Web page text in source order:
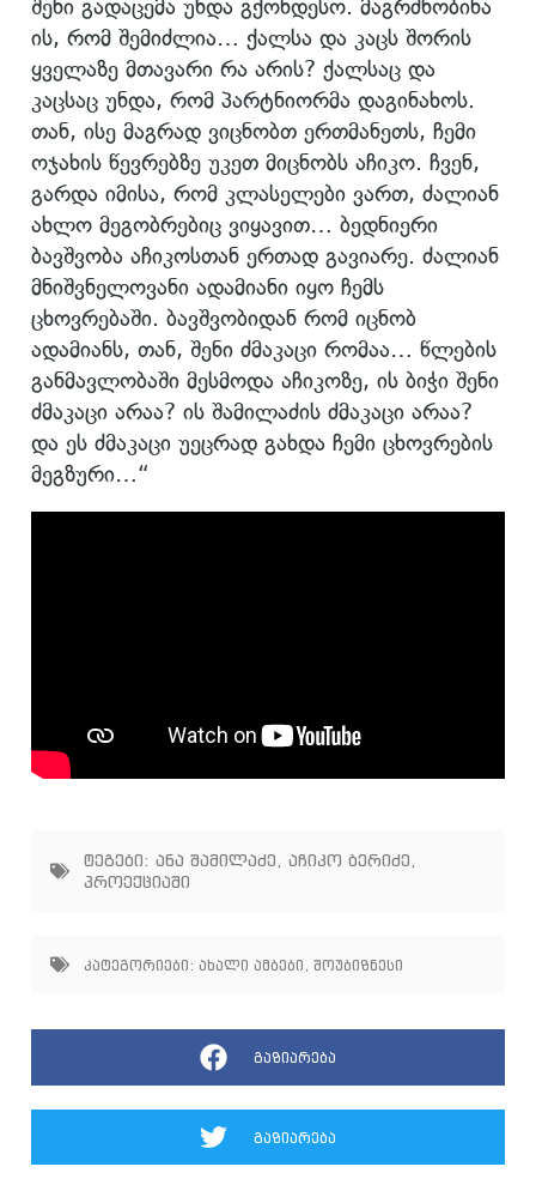
შენი გადაცემა უნდა გქონდესო. მაგრძნობინა
ის, რომ შემიძლია… ქალსა და კაცს შორის
ყველაზე მთავარი რა არის? ქალსაც და
კაცსაც უნდა, რომ პარტნიორმა დაგინახოს.
თან, ისე მაგრად ვიცნობთ ერთმანეთს, ჩემი
ოჯახის წევრებზე უკეთ მიცნობს აჩიკო. ჩვენ,
გარდა იმისა, რომ კლასელები ვართ, ძალიან
ახლო მეგობრებიც ვიყავით… ბედნიერი
ბავშვობა აჩიკოსთან ერთად გავიარე. ძალიან
მნიშვნელოვანი ადამიანი იყო ჩემს
ცხოვრებაში. ბავშვობიდან რომ იცნობ
ადამიანს, თან, შენი ძმაკაცი რომაა… წლების
განმავლობაში მესმოდა აჩიკოზე, ის ბიჭი შენი
ძმაკაცი არაა? ის შამილაძის ძმაკაცი არაა?
და ეს ძმაკაცი უეცრად გახდა ჩემი ცხოვრების
მეგზური…“
ტეგები: ანა შამილაძე, აჩიკო ბერიძე,
პროექციაში
კატეგორიები: ახალი ამბები შოუბიზნესი
გაზიარება
გაზიარება